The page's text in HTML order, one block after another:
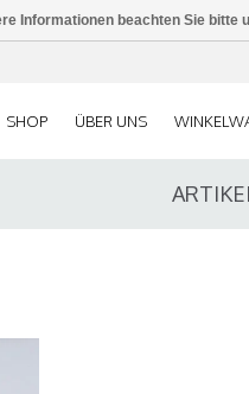
SHOP ÜBER UNS
Informationen beachten Sie bitte